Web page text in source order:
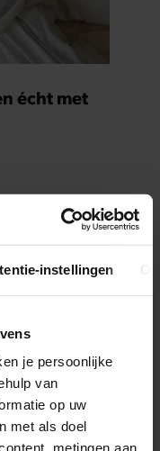
instellingen
je persoonlijke
van
op uw
met als doel
metingen aan
écht met